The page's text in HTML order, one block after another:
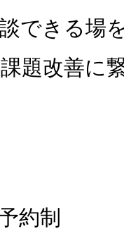
できる場
題改善に
約制